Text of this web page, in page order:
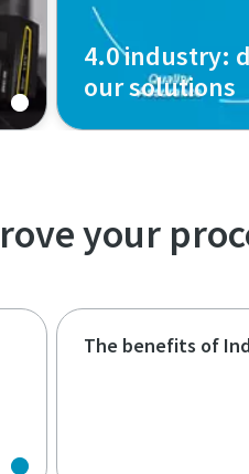
4.0 industry:
our solutions
your
The benefits of